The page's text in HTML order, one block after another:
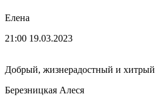
Елена
21:00 19.03.2023
Добрый, жизнерадостный и хитрый
Березницкая Алеся